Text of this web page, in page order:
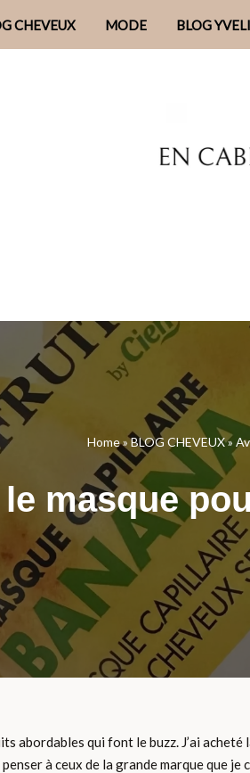
CHEVEUX MODE BLOG
Home»BLOG CHEVEUX»
masque
abordables qui font le buzz. J’ai
à ceux de la grande marque que